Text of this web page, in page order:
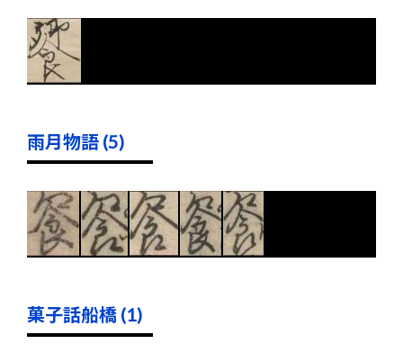
雨月物語 (5)
菓子話船橋 (1)